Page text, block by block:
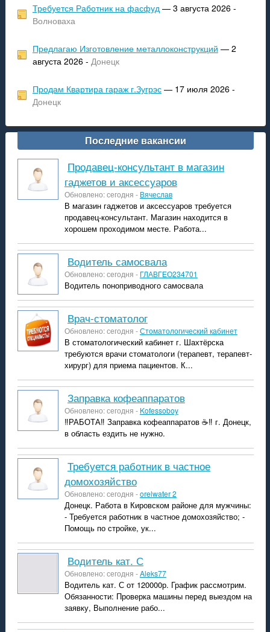
Требуется Работник на фасфуд— 3 августа 2026 -
Волноваха
Предлагаю Изготовление металлоконструкций — 2
августа 2026 - Донецк
Продам Квартира гараж г.Зугрэс— 17 июля 2026 -
Донецк
Последние вакансии
продавец-консультант в магазин
гаджетов и аксессуаров
Обновлено: сегодня - Вячеслав
В магазин гаджетов и аксессуаров требуется
продавец-консультант. Магазин находится в
хорошем проходимом месте. Работа...
Водитель самосвала
Обновлено: сегодня - ГЛАВГЕО234701
Водитель поноприводного самосвала
врач-стоматолог
Обновлено: сегодня -Стоматологический кабинет
В стоматологический кабинет г. Шахтёрска
требуются врачи стоматологи (терапевт, терапевт-
хирург) для приема пациентов. К...
Заправка кофеаппаратов
Обновлено: сегодня - Kofessoboy
‼️РАБОТА‼️ Заправка кофеаппаратов ☕️‼️ г. Донецк,
в область ездить не нужно.
Требуется работник в частное
домохозяйство
Обновлено: сегодня -orelwater 2
Донецк. Работа в Кировском районе для мужчины:
- Требуется работник в частное домохозяйство; -
Помощь по стройке, ук...
Водитель кат. С
Обновлено: сегодня -Aleks77
Водитель кат. С от 120000р. График рассмотрим.
Обязанности: Проверка машины перед выездом на
заявку, Выполнение рабо...